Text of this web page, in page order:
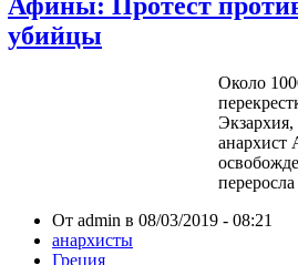
убийцы
Около
анархист
От admin в 08/03/2019 - 08:21
анархисты
Греция